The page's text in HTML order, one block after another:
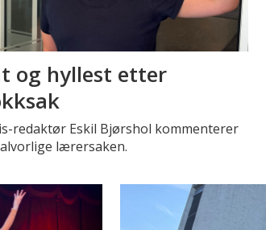
og hyllest etter
redaktør Eskil Bjørshol kommenterer
lærersaken.